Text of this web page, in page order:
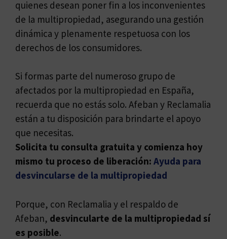
quienes desean poner fin a los inconvenientes
de la multipropiedad, asegurando una gestión
dinámica y plenamente respetuosa con los
derechos de los consumidores.
Si formas parte del numeroso grupo de
afectados por la multipropiedad en España,
recuerda que no estás solo. Afeban y Reclamalia
están a tu disposición para brindarte el apoyo
que necesitas.
Solicita tu consulta gratuita y comienza hoy
mismo tu proceso de liberación: Ayuda para
desvincularse de la multipropiedad
Porque, con Reclamalia y el respaldo de
Afeban, desvincularte de la multipropiedad sí
es posible.